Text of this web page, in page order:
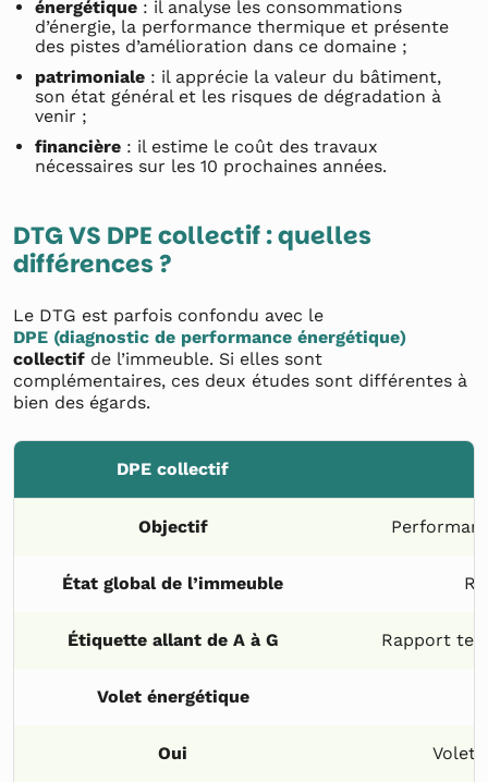
énergétique : il analyse les consommations
d’énergie, la performance thermique et présente
des pistes d’amélioration dans ce domaine ;
patrimoniale : il apprécie la valeur du bâtiment,
son état général et les risques de dégradation à
venir ;
financière : il estime le coût des travaux
nécessaires sur les 10 prochaines années.
DTG VS DPE collectif : quelles
différences ?
Le DTG est parfois confondu avec le
DPE (diagnostic de performance énergétique)
collectif de l’immeuble. Si elles sont
complémentaires, ces deux études sont différentes à
bien des égards.
DPE collectif
Objectif
État global de l’immeuble
Étiquette allant de A à G Rapport
Volet énergétique
Oui Volet